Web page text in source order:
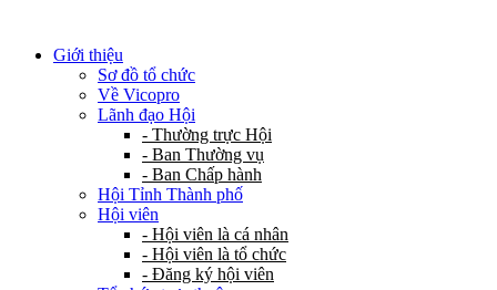
Giới thiệu
Sơ đồ tổ chức
Về Vicopro
Lãnh đạo Hội
- Thường trực Hội
- Ban Thường vụ
- Ban Chấp hành
Hội Tỉnh Thành phố
Hội viên
- Hội viên là cá nhân
- Hội viên là tổ chức
- Đăng ký hội viên